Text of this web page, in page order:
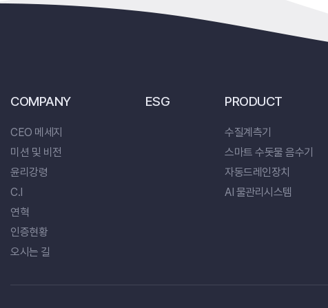
COMPANY
CEO 메세지
미션 및 비전
윤리강령
C.I
연혁
인증현황
오시는 길
ESG PRODUCT
수질계측기
스마트 수돗물 음수기
자동드레인장치
AI 물관리시스템